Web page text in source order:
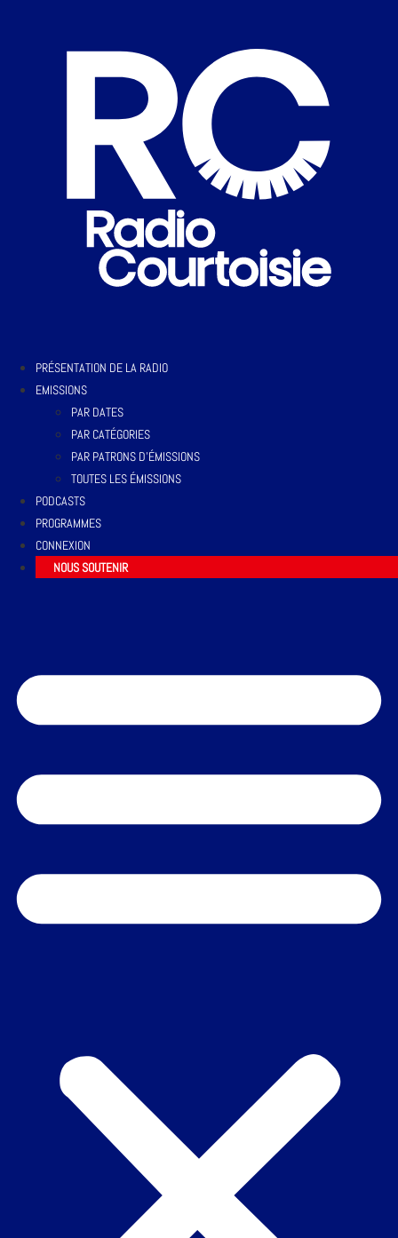
PRÉSENTATION DE LA RADIO
EMISSIONS
PAR DATES
PAR CATÉGORIES
PAR PATRONS D’ÉMISSIONS
TOUTES LES ÉMISSIONS
PODCASTS
PROGRAMMES
CONNEXION
NOUS SOUTENIR